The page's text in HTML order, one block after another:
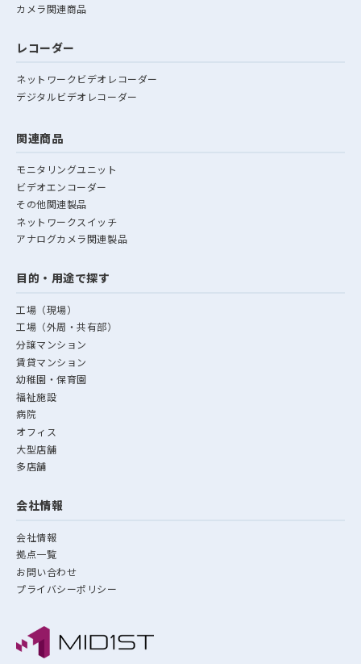
カメラ関連商品
レコーダー
ネットワークビデオレコーダー
デジタルビデオレコーダー
関連商品
モニタリングユニット
ビデオエンコーダー
その他関連製品
ネットワークスイッチ
アナログカメラ関連製品
目的・用途で探す
工場（現場）
工場（外周・共有部）
分譲マンション
賃貸マンション
幼稚園・保育園
福祉施設
病院
オフィス
大型店舗
多店舗
会社情報
会社情報
拠点一覧
お問い合わせ
プライバシーポリシー